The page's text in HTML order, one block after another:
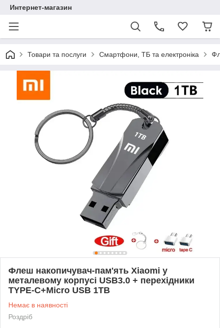
Интернет-магазин
Товари та послуги Смартфони, ТБ та електроніка
Флеш накопичувач-пам'ять Xiaomi у
металевому корпусі USB3.0 + перехідники
TYPE-C+Micro USB 1TB
Немає в наявності
Роздріб